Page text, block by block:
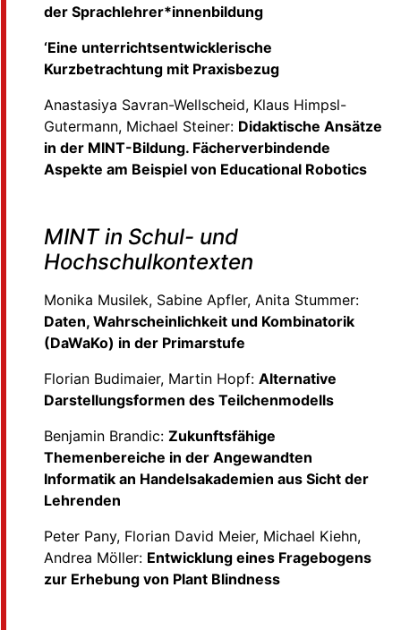
der Sprachlehrer*innenbildung
‘Eine unterrichtsentwicklerische
Kurzbetrachtung mit Praxisbezug
Anastasiya Savran-Wellscheid, Klaus Himpsl-
Gutermann, Michael Steiner: Didaktische Ansätze
in der MINT-Bildung. Fächerverbindende
Aspekte am Beispiel von Educational Robotics
MINT in Schul- und
Hochschulkontexten
Monika Musilek, Sabine Apfler, Anita Stummer:
Daten, Wahrscheinlichkeit und Kombinatorik
(DaWaKo) in der Primarstufe
Florian Budimaier, Martin Hopf: Alternative
Darstellungsformen des Teilchenmodells
Benjamin Brandic: Zukunftsfähige
Themenbereiche in der Angewandten
Informatik an Handelsakademien aus Sicht der
Lehrenden
Peter Pany, Florian David Meier, Michael Kiehn,
Andrea Möller: Entwicklung eines Fragebogens
zur Erhebung von Plant Blindness